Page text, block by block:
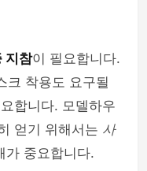
지참이 필요합니다.
크 착용도 요구될
합니다. 모델하우
얻기 위해서는 사
가 중요합니다.